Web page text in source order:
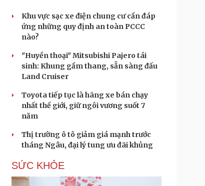
Khu vực sạc xe điện chung cư cần đáp
ứng những quy định an toàn PCCC
nào?
"Huyền thoại" Mitsubishi Pajero tái
sinh: Khung gầm thang, sẵn sàng đấu
Land Cruiser
Toyota tiếp tục là hãng xe bán chạy
nhất thế giới, giữ ngôi vương suốt 7
năm
Thị trường ô tô giảm giá mạnh trước
tháng Ngâu, đại lý tung ưu đãi khủng
SỨC KHỎE